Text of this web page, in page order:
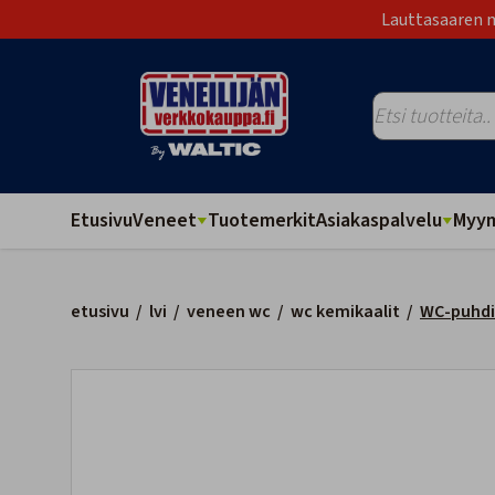
Lauttasaaren
EtusivuVeneet TuotemerkitAsiakaspalvelu
etusivu / lvi / veneen wc / wc kemikaalit / WC-